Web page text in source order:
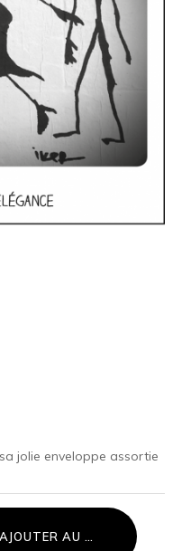
jolie enveloppe assortie
AJOUTER AU PANIER